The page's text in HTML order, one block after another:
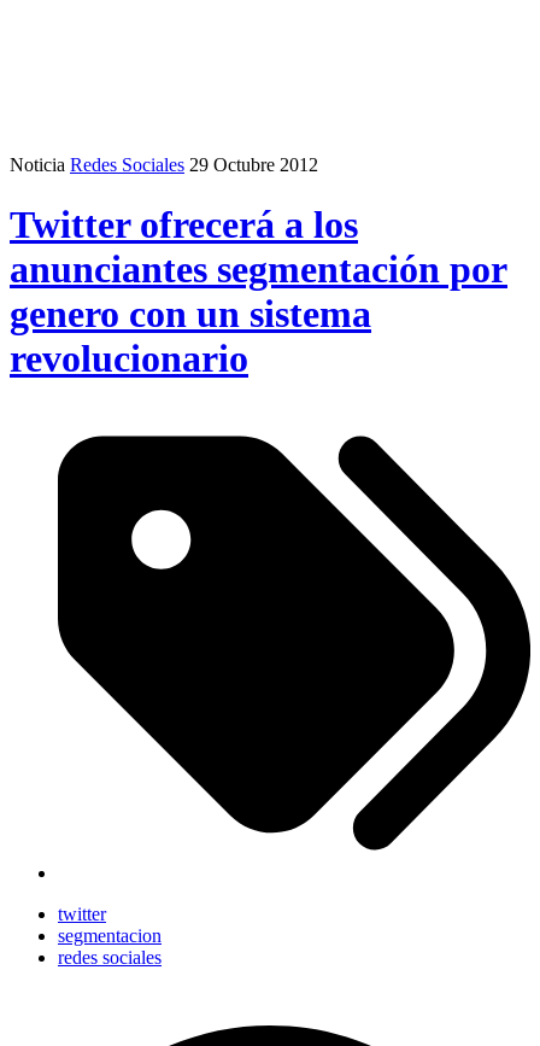
Noticia Redes Sociales 29 Octubre 2012
Twitter ofrecerá a los
anunciantes segmentación por
genero con un sistema
revolucionario
twitter
segmentacion
redes sociales